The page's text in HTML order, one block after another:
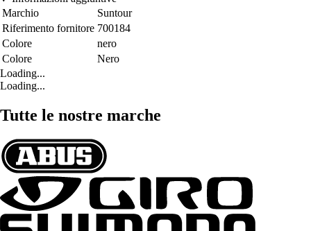
Marchio
Suntour
Riferimento fornitore 700184
Colore
nero
Colore
Nero
Loading...
Loading...
Tutte le nostre marche